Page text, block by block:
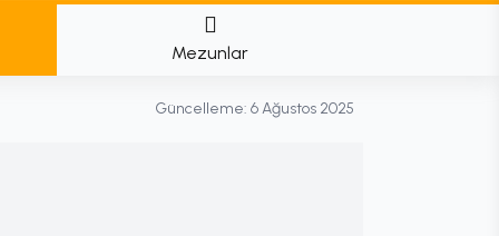
Mezunlar
Güncelleme: 6 Ağustos 2025